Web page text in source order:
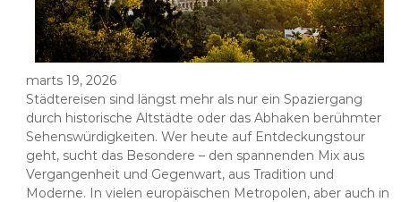
marts 19, 2026
Städtereisen sind längst mehr als nur ein Spaziergang
durch historische Altstädte oder das Abhaken berühmter
Sehenswürdigkeiten. Wer heute auf Entdeckungstour
geht, sucht das Besondere – den spannenden Mix aus
Vergangenheit und Gegenwart, aus Tradition und
Moderne. In vielen europäischen Metropolen, aber auch in